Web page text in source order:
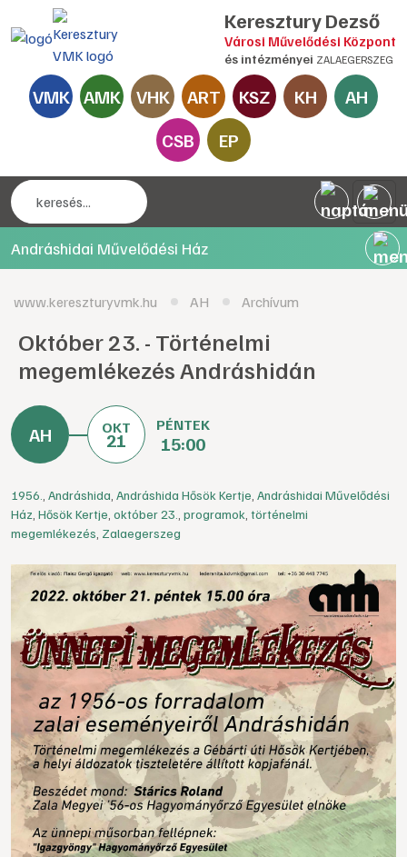
Keresztury Dezső
Városi Művelődési Központ
és intézményei ZALAEGERSZEG
VMK AMK VHK ART KSZ KH
AH
CSB
EP
Andráshidai Művelődési Ház
www.kereszturyvmk.hu AH Archívum
Október 23. - Történelmi
megemlékezés Andráshidán
OKT
21
PÉNTEK
15:00
1956. Andráshida Andráshida Hősök Kertje Andráshidai Művelődési
Ház Hősök Kertje október 23. programok történelmi
megemlékezés Zalaegerszeg